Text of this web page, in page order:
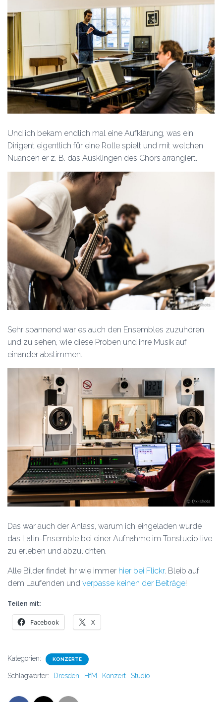
Und ich bekam endlich mal eine Aufklärung, was ein
Dirigent eigentlich für eine Rolle spielt und mit welchen
Nuancen er z. B. das Ausklingen des Chors arrangiert.
Sehr spannend war es auch den Ensembles zuzuhören
und zu sehen, wie diese Proben und ihre Musik auf
einander abstimmen.
Das war auch der Anlass, warum ich eingeladen wurde
das Latin-Ensemble bei einer Aufnahme im Tonstudio live
zu erleben und abzulichten.
Alle Bilder findet ihr wie immer hier bei Flickr. Bleib auf
dem Laufenden und verpasse keinen der Beiträge!
Teilen mit:
Facebook X
Kategorien: KONZERTE
Schlagwörter: Dresden HfM Konzert Studio